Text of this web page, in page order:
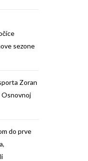
sezone
Zoran
Osnovnoj
do prve